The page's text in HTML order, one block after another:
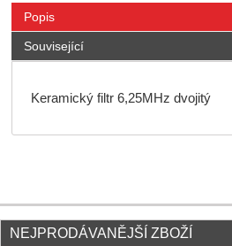
Popis
Související
Keramický filtr 6,25MHz dvojitý
NEJPRODÁVANĚJŠÍ ZBOŽÍ